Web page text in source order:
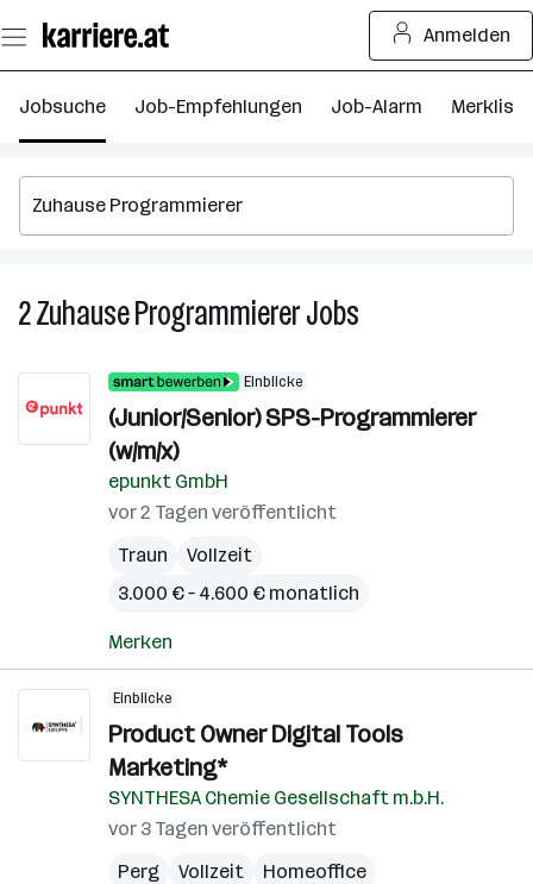
Seiteninhalt
springen
Anmelden
Jobsuche Job-Empfehlungen Job-Alarm Merkliste
2Zuhause ProgrammiererJobs
Einblicke
(Junior/Senior) SPS-Programmierer
(w/m/x)
epunkt GmbH
vor 2 Tagen veröffentlicht
Traun
Vollzeit
3.000 € – 4.600 € monatlich
Merken
Einblicke
Product Owner Digital Tools
Marketing*
SYNTHESA Chemie Gesellschaft m.b.H.
vor 3 Tagen veröffentlicht
Perg
Vollzeit
Homeoffice